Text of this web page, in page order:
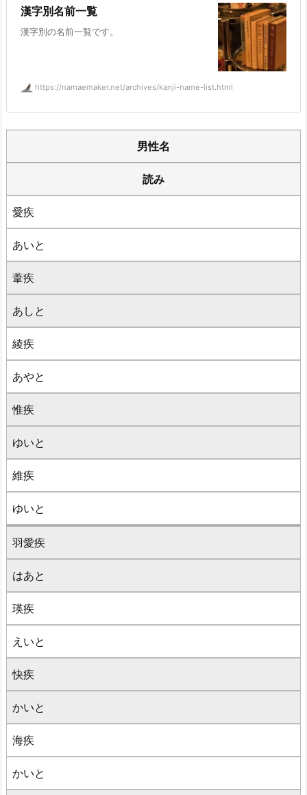
漢字別名前一覧
漢字別の名前一覧です。
https://namaemaker.net/archives/kanji-name-list.html
男性名
読み
愛疾
あいと
葦疾
あしと
綾疾
あやと
惟疾
ゆいと
維疾
ゆいと
羽愛疾
はあと
瑛疾
えいと
快疾
かいと
海疾
かいと